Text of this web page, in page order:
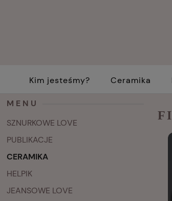
Kim jesteśmy? Ceramika
MENU
SZNURKOWE LOVE
PUBLIKACJE
CERAMIKA
HELPIK
JEANSOWE LOVE